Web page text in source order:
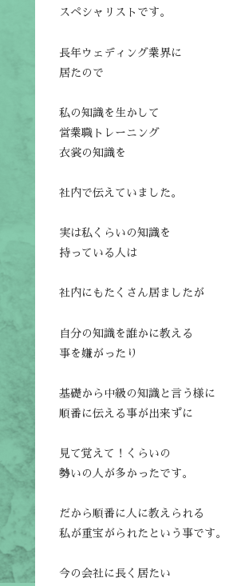
スペシャリストです。
長年ウェディング業界に
居たので
私の知識を生かして
営業職トレーニング
衣裳の知識を
社内で伝えていました。
実は私くらいの知識を
持っている人は
社内にもたくさん居ましたが
自分の知識を誰かに教える
事を嫌がったり
基礎から中級の知識と言う様に
順番に伝える事が出来ずに
見て覚えて！くらいの
勢いの人が多かったです。
だから順番に人に教えられる
私が重宝がられたという事です。
今の会社に長く居たい